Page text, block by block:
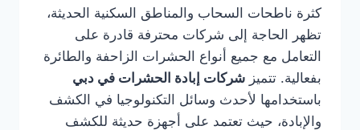
كثرة ناطحات السحاب والمناطق السكنية الحديثة،
تظهر الحاجة إلى شركات محترفة قادرة على
التعامل مع جميع أنواع الحشرات الزاحفة والطائرة
بفعالية. تتميز شركات إبادة الحشرات في دبي
باستخدامها لأحدث وسائل التكنولوجيا في الكشف
والإبادة، حيث تعتمد على أجهزة حديثة للكشف